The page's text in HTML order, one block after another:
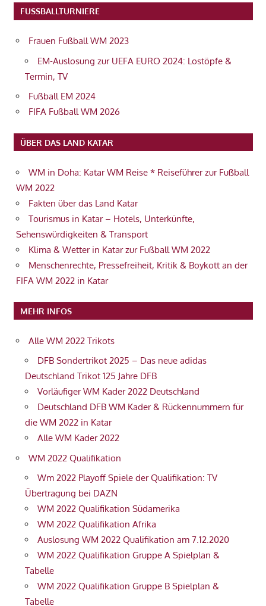
FUSSBALLTURNIERE
Frauen Fußball WM 2023
EM-Auslosung zur UEFA EURO 2024: Lostöpfe &
Termin, TV
Fußball EM 2024
FIFA Fußball WM 2026
ÜBER DAS LAND KATAR
WM in Doha: Katar WM Reise * Reiseführer zur Fußball
WM 2022
Fakten über das Land Katar
Tourismus in Katar – Hotels, Unterkünfte,
Sehenswürdigkeiten & Transport
Klima & Wetter in Katar zur Fußball WM 2022
Menschenrechte, Pressefreiheit, Kritik & Boykott an der
FIFA WM 2022 in Katar
MEHR INFOS
Alle WM 2022 Trikots
DFB Sondertrikot 2025 – Das neue adidas
Deutschland Trikot 125 Jahre DFB
Vorläufiger WM Kader 2022 Deutschland
Deutschland DFB WM Kader & Rückennummern für
die WM 2022 in Katar
Alle WM Kader 2022
WM 2022 Qualifikation
Wm 2022 Playoff Spiele der Qualifikation: TV
Übertragung bei DAZN
WM 2022 Qualifikation Südamerika
WM 2022 Qualifikation Afrika
Auslosung WM 2022 Qualifikation am 7.12.2020
WM 2022 Qualifikation Gruppe A Spielplan &
Tabelle
WM 2022 Qualifikation Gruppe B Spielplan &
Tabelle